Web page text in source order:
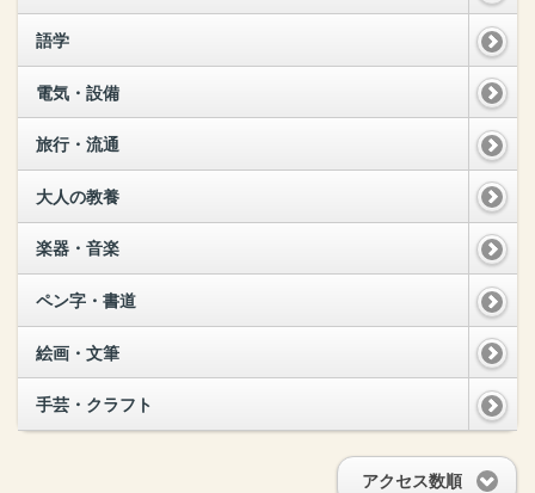
語学
電気・設備
旅行・流通
大人の教養
楽器・音楽
ペン字・書道
絵画・文筆
手芸・クラフト
アクセス数順